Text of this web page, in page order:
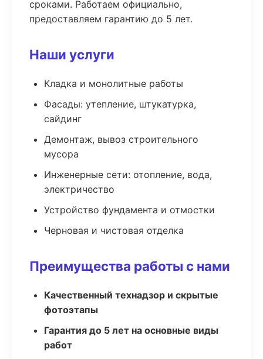
сроками. Работаем официально,
предоставляем гарантию до 5 лет.
Наши услуги
Кладка и монолитные работы
Фасады: утепление, штукатурка,
сайдинг
Демонтаж, вывоз строительного
мусора
Инженерные сети: отопление, вода,
электричество
Устройство фундамента и отмостки
Черновая и чистовая отделка
Преимущества работы с нами
Качественный технадзор и скрытые
фотоэтапы
Гарантия до 5 лет на основные виды
работ